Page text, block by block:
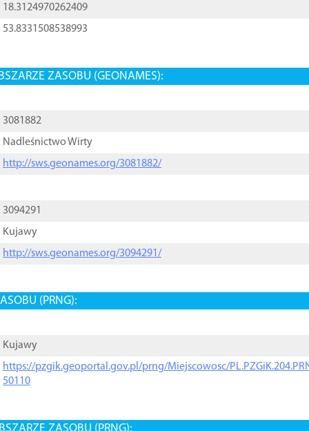
18.3124970262409
53.8331508538993
ZASOBU (GEONAMES):
3081882
Nadleśnictwo Wirty
http://sws.geonames.org/3081882/
3094291
Kujawy
http://sws.geonames.org/3094291/
(PRNG):
Kujawy
https://pzgik.geoportal.gov.pl/prng/Miejscowosc/
50110
ZASOBU (PRNG):